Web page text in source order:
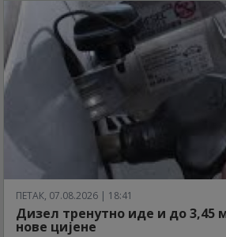
ПЕТАК, 07.08.2026 | 18:41
Дизел тренутно иде и до 3,45
нове цијене